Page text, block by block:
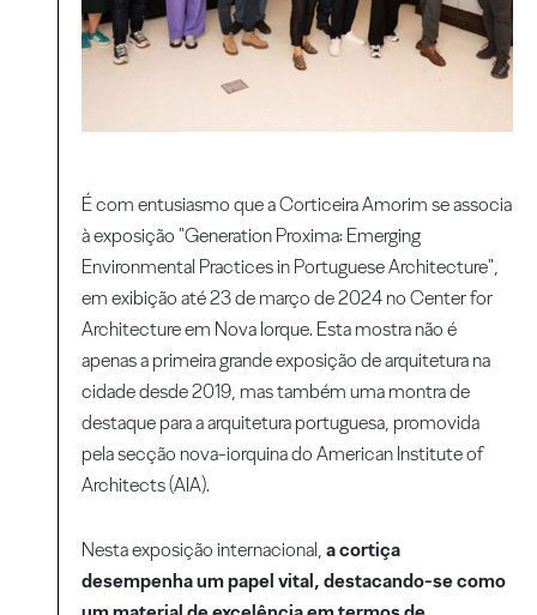
É com entusiasmo que a Corticeira Amorim se associa
à exposição "Generation Proxima: Emerging
Environmental Practices in Portuguese Architecture",
em exibição até 23 de março de 2024 no Center for
Architecture em Nova Iorque. Esta mostra não é
apenas a primeira grande exposição de arquitetura na
cidade desde 2019, mas também uma montra de
destaque para a arquitetura portuguesa, promovida
pela secção nova-iorquina do American Institute of
Architects (AIA).
Nesta exposição internacional,a cortiça
desempenha um papel vital, destacando-se como